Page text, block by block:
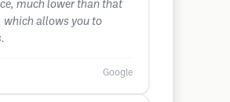
much lower than that
which allows you to
Google